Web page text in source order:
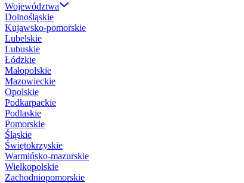
Województwa
Dolnośląskie
Kujawsko-pomorskie
Lubelskie
Lubuskie
Łódzkie
Małopolskie
Mazowieckie
Opolskie
Podkarpackie
Podlaskie
Pomorskie
Śląskie
Świętokrzyskie
Warmińsko-mazurskie
Wielkopolskie
Zachodniopomorskie